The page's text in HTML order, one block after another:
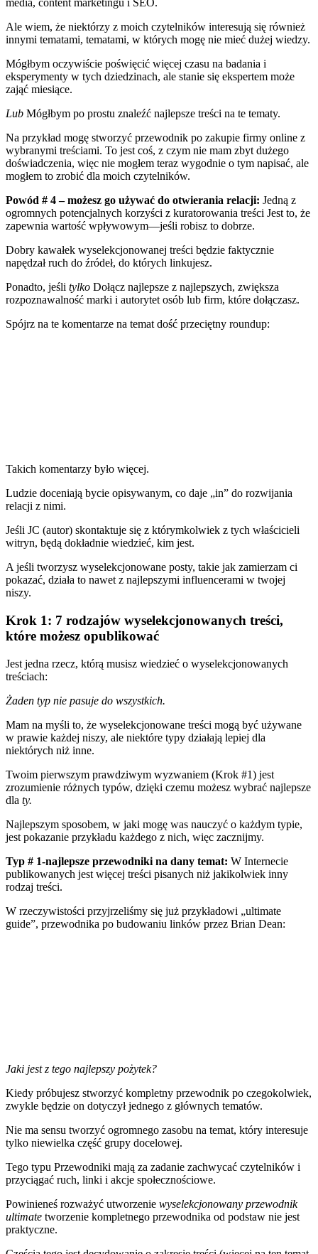
media, content marketingu i SEO.
Ale wiem, że niektórzy z moich czytelników interesują się również
innymi tematami, tematami, w których mogę nie mieć dużej wiedzy.
Mógłbym oczywiście poświęcić więcej czasu na badania i
eksperymenty w tych dziedzinach, ale stanie się ekspertem może
zająć miesiące.
Lub Mógłbym po prostu znaleźć najlepsze treści na te tematy.
Na przykład mogę stworzyć przewodnik po zakupie firmy online z
wybranymi treściami. To jest coś, z czym nie mam zbyt dużego
doświadczenia, więc nie mogłem teraz wygodnie o tym napisać, ale
mogłem to zrobić dla moich czytelników.
Powód # 4 – możesz go używać do otwierania relacji: Jedną z
ogromnych potencjalnych korzyści z kuratorowania treści Jest to, że
zapewnia wartość wpływowym—jeśli robisz to dobrze.
Dobry kawałek wyselekcjonowanej treści będzie faktycznie
napędzał ruch do źródeł, do których linkujesz.
Ponadto, jeśli tylko Dołącz najlepsze z najlepszych, zwiększa
rozpoznawalność marki i autorytet osób lub firm, które dołączasz.
Spójrz na te komentarze na tematdość przeciętny roundup:
Takich komentarzy było więcej.
Ludzie doceniają bycie opisywanym, co daje „in” do rozwijania
relacji z nimi.
Jeśli JC (autor) skontaktuje się z którymkolwiek z tych właścicieli
witryn, będą dokładnie wiedzieć, kim jest.
A jeśli tworzysz wyselekcjonowane posty, takie jak zamierzam ci
pokazać, działa to nawet z najlepszymi influencerami w twojej
niszy.
Krok 1: 7 rodzajów wyselekcjonowanych treści,
które możesz opublikować
Jest jedna rzecz, którą musisz wiedzieć o wyselekcjonowanych
treściach:
Żaden typ nie pasuje do wszystkich.
Mam na myśli to, że wyselekcjonowane treści mogą być używane
w prawie każdej niszy, ale niektóre typy działają lepiej dla
niektórych niż inne.
Twoim pierwszym prawdziwym wyzwaniem (Krok #1) jest
zrozumienie różnych typów, dzięki czemu możesz wybrać najlepsze
dla ty.
Najlepszym sposobem, w jaki mogę was nauczyć o każdym typie,
jest pokazanie przykładu każdego z nich, więc zacznijmy.
Typ # 1-najlepsze przewodniki na dany temat: W Internecie
publikowanych jest więcej treści pisanych niż jakikolwiek inny
rodzaj treści.
W rzeczywistości przyjrzeliśmy się już przykładowi „ultimate
guide”, przewodnika po budowaniu linków przez Brian Dean:
Jaki jest z tego najlepszy pożytek?
Kiedy próbujesz stworzyć kompletny przewodnik po czegokolwiek,
zwykle będzie on dotyczył jednego z głównych tematów.
Nie ma sensu tworzyć ogromnego zasobu na temat, który interesuje
tylko niewielka część grupy docelowej.
Tego typu Przewodniki mają za zadanie zachwycać czytelników i
przyciągać ruch, linki i akcje społecznościowe.
Powinieneś rozważyć utworzenie wyselekcjonowany przewodnik
ultimate tworzenie kompletnego przewodnika od podstaw nie jest
praktyczne.